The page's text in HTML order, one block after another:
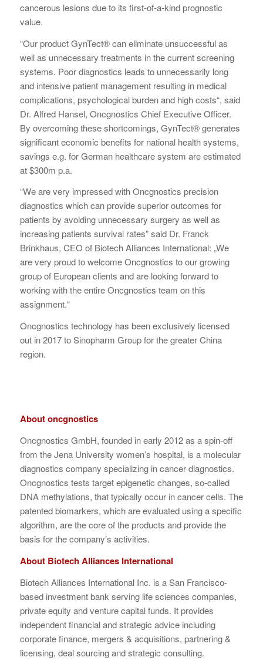
cancerous lesions due to its first-of-a-kind prognostic
value.
“Our product GynTect® can eliminate unsuccessful as
well as unnecessary treatments in the current screening
systems. Poor diagnostics leads to unnecessarily long
and intensive patient management resulting in medical
complications, psychological burden and high costs“, said
Dr. Alfred Hansel, Oncgnostics Chief Executive Officer.
By overcoming these shortcomings, GynTect® generates
significant economic benefits for national health systems,
savings e.g. for German healthcare system are estimated
at $300m p.a.
“We are very impressed with Oncgnostics precision
diagnostics which can provide superior outcomes for
patients by avoiding unnecessary surgery as well as
increasing patients survival rates” said Dr. Franck
Brinkhaus, CEO of Biotech Alliances International: „We
are very proud to welcome Oncgnostics to our growing
group of European clients and are looking forward to
working with the entire Oncgnostics team on this
assignment.“
Oncgnostics technology has been exclusively licensed
out in 2017 to Sinopharm Group for the greater China
region.
About oncgnostics
Oncgnostics GmbH, founded in early 2012 as a spin-off
from the Jena University women’s hospital, is a molecular
diagnostics company specializing in cancer diagnostics.
Oncgnostics tests target epigenetic changes, so-called
DNA methylations, that typically occur in cancer cells. The
patented biomarkers, which are evaluated using a specific
algorithm, are the core of the products and provide the
basis for the company’s activities.
About Biotech Alliances International
Biotech Alliances International Inc. is a San Francisco-
based investment bank serving life sciences companies,
private equity and venture capital funds. It provides
independent financial and strategic advice including
corporate finance, mergers & acquisitions, partnering &
licensing, deal sourcing and strategic consulting.